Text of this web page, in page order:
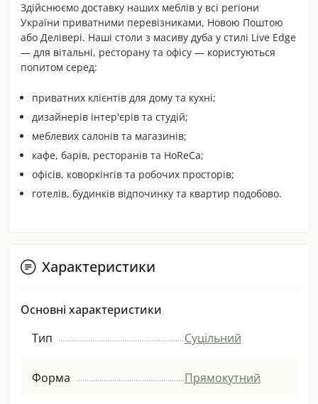
Здійснюємо доставку наших меблів у всі регіони
України приватними перевізниками, Новою Поштою
або Делівері. Наші столи з масиву дуба у стилі Live Edge
— для вітальні, ресторану та офісу — користуються
попитом серед:
приватних клієнтів для дому та кухні;
дизайнерів інтер'єрів та студій;
меблевих салонів та магазинів;
кафе, барів, ресторанів та HoReCa;
офісів, коворкінгів та робочих просторів;
готелів, будинків відпочинку та квартир подобово.
Характеристики
Основні характеристики
Тип
Суцільний
Форма Прямокутний